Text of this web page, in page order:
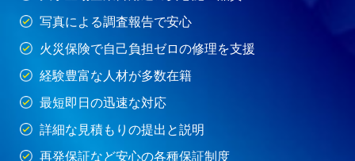
写真による調査報告で安心
火災保険で自己負担ゼロの修理を支援
経験豊富な人材が多数在籍
最短即日の迅速な対応
詳細な見積もりの提出と説明
再発保証など安心の各種保証制度